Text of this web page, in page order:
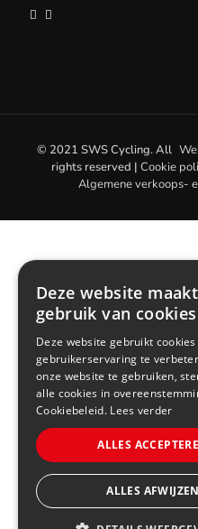
© 2021 SWS Cycling. All
rights reserved | Cookie
Algemene verkoops-
Deze website maakt
gebruik van
Deze website gebruikt
gebruikerservaring te
onze website te gebruiken,
alle cookies in
Cookiebeleid. Lees verder
ALLES
ALLES AFWIJZEN